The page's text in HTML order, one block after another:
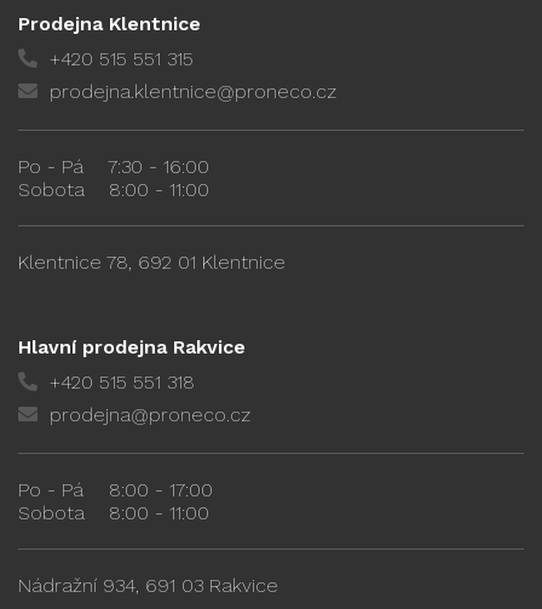
Prodejna Klentnice
+420 515 551 315
prodejna.klentnice@proneco.cz
Po - Pá
7:30 - 16:00
Sobota
8:00 - 11:00
Klentnice 78, 692 01 Klentnice
Hlavní prodejna Rakvice
+420 515 551 318
prodejna@proneco.cz
Po - Pá
8:00 - 17:00
Sobota
8:00 - 11:00
Nádražní 934, 691 03 Rakvice